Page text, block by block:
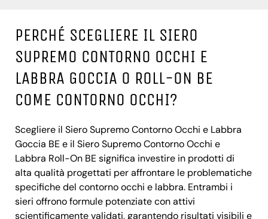
PERCHÉ SCEGLIERE IL SIERO
SUPREMO CONTORNO OCCHI E
LABBRA GOCCIA O ROLL-ON BE
COME CONTORNO OCCHI?
Scegliere il Siero Supremo Contorno Occhi e Labbra
Goccia BE e il Siero Supremo Contorno Occhi e
Labbra Roll-On BE significa investire in prodotti di
alta qualità progettati per affrontare le problematiche
specifiche del contorno occhi e labbra. Entrambi i
sieri offrono formule potenziate con attivi
scientificamente validati, garantendo risultati visibili e